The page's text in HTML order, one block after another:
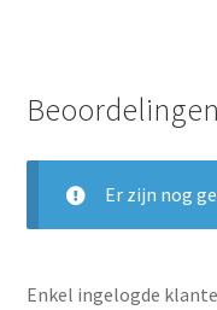
Beoordelingen
Er zijn nog
Enkel ingelogde